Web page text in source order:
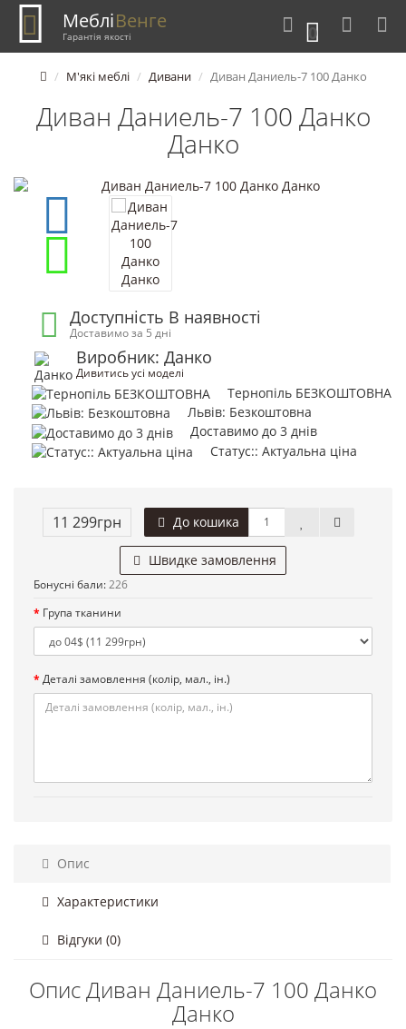
0
МебліВенге
Гарантія якості
М'які меблі Дивани Диван Даниель-7 100 Данко
Диван Даниель-7 100 Данко
Данко
Доступність В наявності
Доставимо за 5 дні
Виробник: Данко
Дивитись усі моделі
Тернопіль БЕЗКОШТОВНА
Львів: Безкоштовна
Доставимо до 3 днів
Статус:: Актуальна ціна
11 299грн До кошика
Швидке замовлення
Бонусні бали: 226
Група тканини
Деталі замовлення (колір, мал., ін.)
Опис
Характеристики
Відгуки (0)
Опис Диван Даниель-7 100 Данко
Данко